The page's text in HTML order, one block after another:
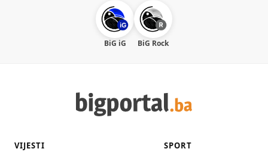
BiG iG BiG Rock
VIJESTI SPORT